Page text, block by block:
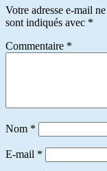
Votre adresse e-mail
sont indiqués avec *
Commentaire *
Nom *
E-mail *